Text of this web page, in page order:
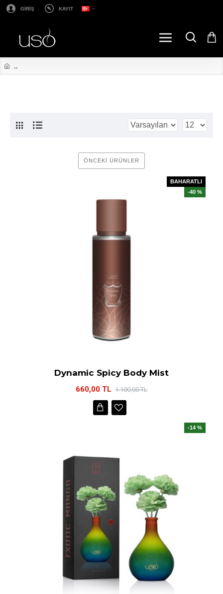
GİRİŞ KAYIT
ÖNCEKI ÜRÜNLER
BAHARATLI
-40 %
Dynamic Spicy Body Mist
660,00 TL 1.100,00 TL
-14 %